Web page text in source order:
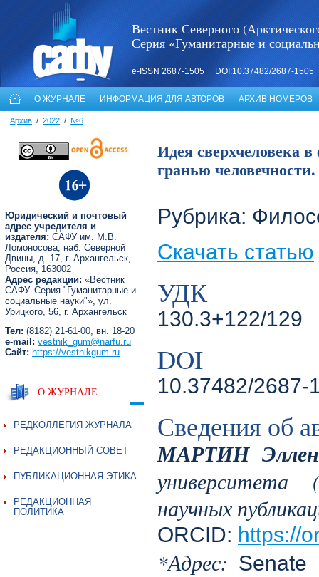
Вестник Северного
Серия «Гуманитарные и
e-ISSN 2687-1505 DOI:10.37482/2687-1505
О ЖУРНАЛЕ ИНФОРМАЦИЯ ДЛЯ АВТОРОВ АРХИВ НОМЕРОВ
Архив / 2022 / №6
Юридический и почтовый
адрес учредителя и
издателя: САФУ им. М.В.
Ломоносова, наб. Северной
Двины, д. 17, г. Архангельск,
Россия, 163002
Адрес редакции: «Вестник
САФУ. Серия "Гуманитарные и
социальные науки"», ул.
Урицкого, 56, г. Архангельск
Тел: (8182) 21-61-00, вн. 18-20
e-mail: vestnik_gum@narfu.ru
Сайт: https://vestnikgum.ru
О ЖУРНАЛЕ
РЕДКОЛЛЕГИЯ ЖУРНАЛА
РЕДАКЦИОННЫЙ СОВЕТ
ПУБЛИКАЦИОННАЯ ЭТИКА
РЕДАКЦИОННАЯ
ПОЛИТИКА
Идея сверхчеловека
гранью
Рубрика:
Скачать статью
УДК
130.3+122/129
DOI
10.37482/2687-
Сведения об
МАРТИН Эллен
университета
научных
ORCID: https://
*Адрес: Senate